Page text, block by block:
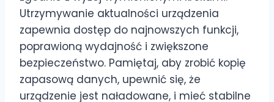
Utrzymywanie aktualności urządzenia
zapewnia dostęp do najnowszych funkcji,
poprawioną wydajność i zwiększone
bezpieczeństwo. Pamiętaj, aby zrobić kopię
zapasową danych, upewnić się, że
urządzenie jest naładowane, i mieć stabilne